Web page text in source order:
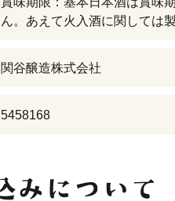
ん。あえて火入酒に関しては
関谷醸造株式会社
5458168